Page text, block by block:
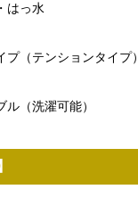
はっ水
プ（テンションタイプ）
ル（洗濯可能）